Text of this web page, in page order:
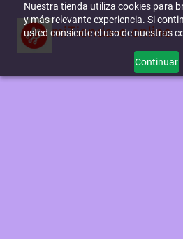
Nuestra tienda utiliza cookies para
y más relevante experiencia. Si
usted consiente el uso de nuestras
Continuar
miTienda-e.online